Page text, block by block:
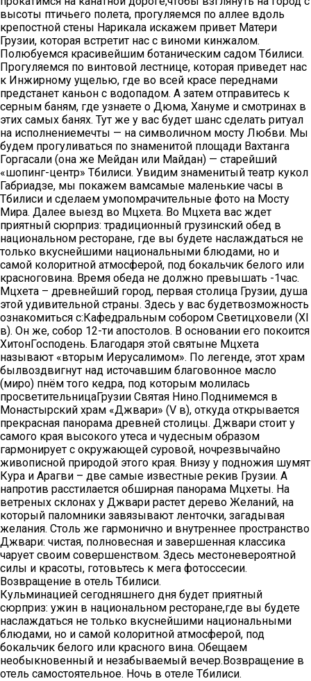
высоты птичьего полета, прогуляемся по аллее вдоль
крепостной стены Нарикала искажем привет Матери
Грузии, которая встретит нас с виноми кинжалом.
Полюбуемся красивейшим ботаническим садом Тбилиси.
Прогуляемся по винтовой лестнице, которая приведет нас
к Инжирному ущелью, где во всей красе переднами
предстанет каньон с водопадом. А затем отправитесь к
серным баням, где узнаете о Дюма, Хануме и смотринах в
этих самых банях. Тут же у вас будет шанс сделать ритуал
на исполнениемечты — на символичном мосту Любви. Мы
будем прогуливаться по знаменитой площади Вахтанга
Горгасали (она же Мейдан или Майдан) — старейший
«шопинг-центр» Тбилиси. Увидим знаменитый театр кукол
Габриадзе, мы покажем вамсамые маленькие часы в
Тбилиси и сделаем умопомрачительные фото на Мосту
Мира. Далее выезд во Мцхета. Во Мцхета вас ждет
приятный сюрприз: традиционный грузинский обед в
национальном ресторане, где вы будете наслаждаться не
только вкуснейшими национальными блюдами, но и
самой колоритной атмосферой, под бокальчик белого или
красноговина. Время обеда не должно превышать -1час.
Мцхета – древнейший город, первая столица Грузии, душа
этой удивительной страны. Здесь у вас будетвозможность
ознакомиться с:Кафедральным собором Светицховели (XI
в). Он же, собор 12-ти апостолов. В основании его покоится
ХитонГосподень. Благодаря этой святыне Мцхета
называют «вторым Иерусалимом». По легенде, этот храм
былвоздвигнут над источавшим благовонное масло
(миро) пнём того кедра, под которым молилась
просветительницаГрузии Святая Нино.Поднимемся в
Монастырский храм «Джвари» (V в), откуда открывается
прекрасная панорама древней столицы. Джвари стоит у
самого края высокого утеса и чудесным образом
гармонирует с окружающей суровой, ночрезвычайно
живописной природой этого края. Внизу у подножия шумят
Кура и Арагви – две самые известные рекив Грузии. А
напротив расстилается обширная панорама Мцхеты. На
ветреных склонах у Джвари растет дерево Желаний, на
который паломники завязывают ленточки, загадывая
желания. Столь же гармонично и внутреннее пространство
Джвари: чистая, полновесная и завершенная классика
чарует своим совершенством. Здесь местоневероятной
силы и красоты, готовьтесь к мега фотоссесии.
Возвращение в отель Тбилиси.
Кульминацией сегодняшнего дня будет приятный
сюрприз: ужин в национальном ресторане,где вы будете
наслаждаться не только вкуснейшими национальными
блюдами, но и самой колоритной атмосферой, под
бокальчик белого или красного вина. Обещаем
необыкновенный и незабываемый вечер.Возвращение в
отель самостоятельное. Ночь в отеле Тбилиси.